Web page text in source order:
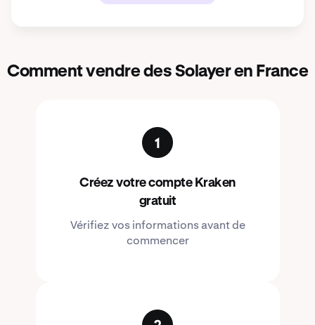
Comment vendre des Solayer en France
Créez votre compte Kraken
gratuit
Vérifiez vos informations avant de
commencer